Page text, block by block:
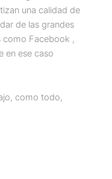
una calidad de
de las grandes
como Facebook ,
en ese caso
como todo,